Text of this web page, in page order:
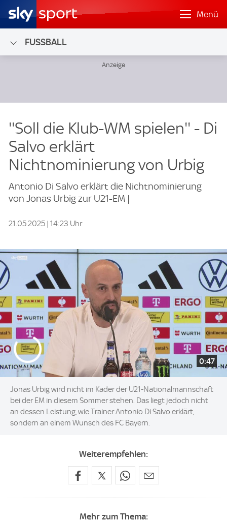
Menü
FUSSBALL
''Soll die Klub-WM spielen'' - Di
Salvo erklärt
Nichtnominierung von Urbig
Antonio Di Salvo erklärt die Nichtnominierung
von Jonas Urbig zur U21-EM |
21.05.2025 | 14:23 Uhr
0:47
Jonas Urbig wird nicht im Kader der U21-Nationalmannschaft
bei der EM in diesem Sommer stehen. Das liegt jedoch nicht
an dessen Leistung, wie Trainer Antonio Di Salvo erklärt,
sondern an einem Wunsch des FC Bayern.
Weiterempfehlen:
Mehr zum Thema: